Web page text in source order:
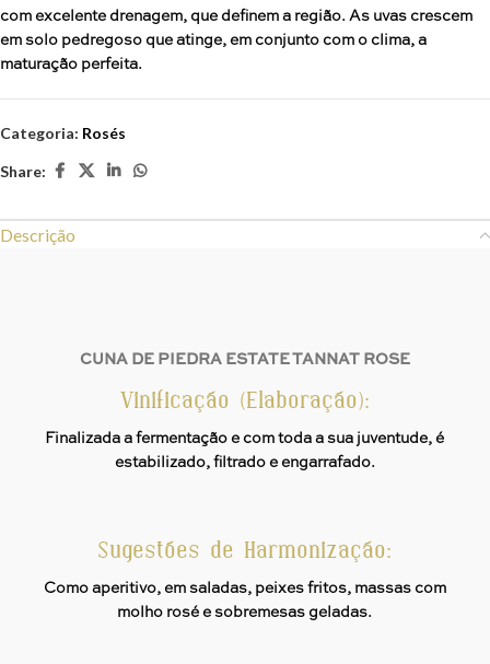
com excelente drenagem, que definem a região. As uvas crescem
em solo pedregoso que atinge, em conjunto com o clima, a
maturação perfeita.
Categoria: Rosés
Share:
Descrição
CUNA DE PIEDRA ESTATE TANNAT ROSE
Vinificação (Elaboração):
Finalizada a fermentação e com toda a sua juventude, é
estabilizado, filtrado e engarrafado.
Sugestões de Harmonização:
Como aperitivo, em saladas, peixes fritos, massas com
molho rosé e sobremesas geladas.